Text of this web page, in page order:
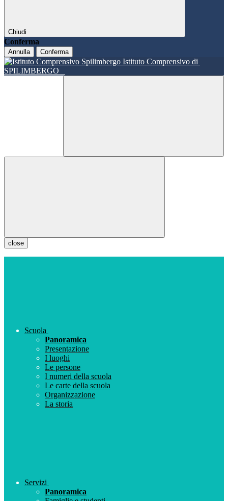
Chiudi
Conferma
Annulla Conferma
Istituto Comprensivo di
SPILIMBERGO
close
Scuola
Panoramica
Presentazione
I luoghi
Le persone
I numeri della scuola
Le carte della scuola
Organizzazione
La storia
Servizi
Panoramica